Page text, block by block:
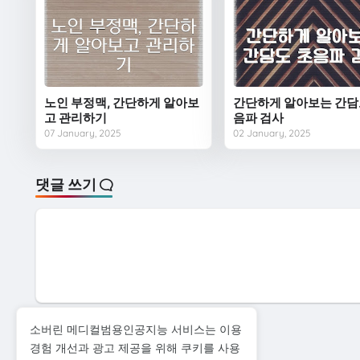
노인 부정맥, 간단하게 알아보
고 관리하기
07 January, 2025
간단하게 알아보는 간
음파 검사
02 January, 2025
댓글 쓰기
다음
소버린 메디컬범용인공지능 서비스는 이용
경험 개선과 광고 제공을 위해 쿠키를 사용